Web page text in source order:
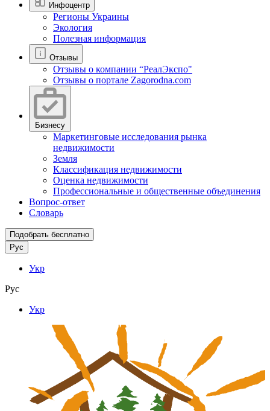
Инфоцентр
Регионы Украины
Экология
Полезная информация
Отзывы
Отзывы о компании “РеалЭкспо"
Отзывы о портале Zagorodna.com
Бизнесу
Маркетинговые исследования рынка
недвижимости
Земля
Классификация недвижимости
Оценка недвижимости
Профессиональные и общественные объединения
Вопрос-ответ
Словарь
Подобрать бесплатно
Рус
Укр
Рус
Укр